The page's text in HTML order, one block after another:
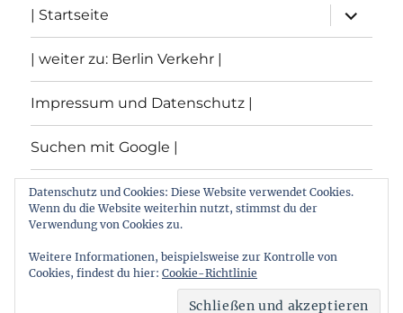
| Startseite
öffnen
| weiter zu: Berlin Verkehr |
Impressum und Datenschutz |
Suchen mit Google |
Themen
Archiv von: Berlin:Verkehr
Stolz präsentiert von
Datenschutz und Cookies: Diese Website verwendet Cookies.
Wenn du die Website weiterhin nutzt, stimmst du der
Verwendung von Cookies zu.
Weitere Informationen, beispielsweise zur Kontrolle von
Cookies, findest du hier: Cookie-Richtlinie